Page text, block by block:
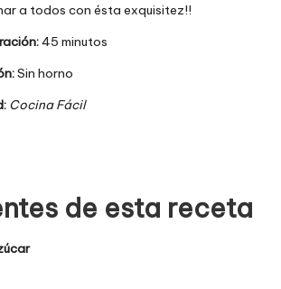
a todos con ésta exquisitez!!
45 minutos
Sin horno
Cocina Fácil
de esta receta